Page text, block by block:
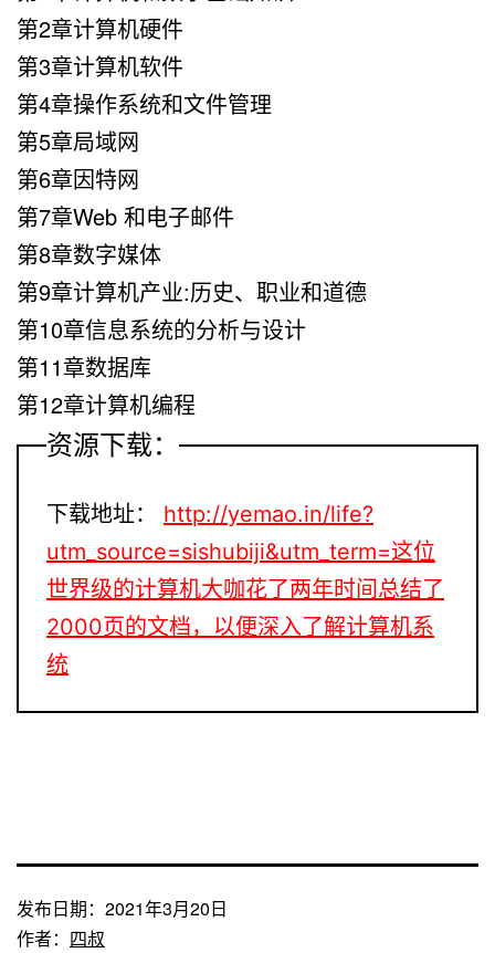
第2章计算机硬件
第3章计算机软件
第4章操作系统和文件管理
第5章局域网
第6章因特网
第7章Web 和电子邮件
第8章数字媒体
第9章计算机产业:历史、职业和道德
第10章信息系统的分析与设计
第11章数据库
第12章计算机编程
资源下载：
下载地址：
http://yemao.in/life?
utm_source=sishubiji&utm_term=这位
世界级的计算机大咖花了两年时间总结了
2000页的文档，以便深入了解计算机系
统
发布日期： 2021年3月20日
作者： 四叔